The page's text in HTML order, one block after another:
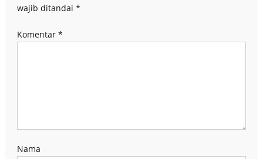
wajib ditandai *
Komentar *
Nama